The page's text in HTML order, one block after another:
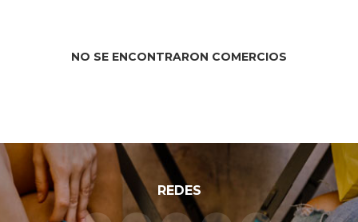
NO SE ENCONTRARON COMERCIOS
REDES